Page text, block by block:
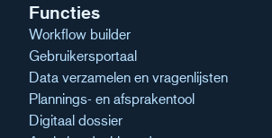
Functies
Workflow builder
Gebruikersportaal
Data verzamelen en vragenlijsten
Plannings- en afsprakentool
Digitaal dossier